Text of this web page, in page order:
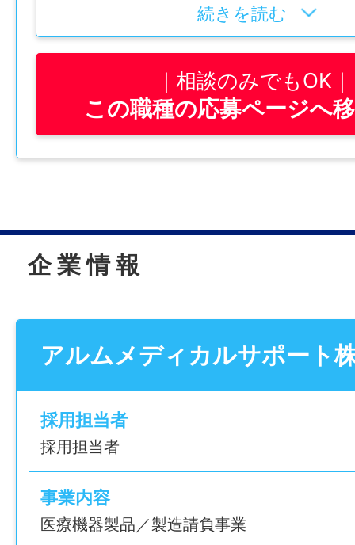
誰かの命を救う、大切な医療に関わる仕事!
女性が活躍できる環境が整った、えるぼし
企業です。
受注が安定した製造業、年間カレンダーで
把握できるのも魅力です。
【社員が考える、この仕事の好きな
【職場の雰囲気……】
＿＿＿＿＿＿＿＿＿＿＿＿＿＿＿＿＿＿＿
仕事内容変更の可能性：なし
就業場所
地内 大手医療機器メーカーの製造工場）
勤務地変更の可能性：なし
続きを読む
相談のみでもOK
この職種の応募ページへ
企 業 情 報
アルムメディカルサポート
採用担当者
採用担当者
事業内容
医療機器製品／製造請負事業